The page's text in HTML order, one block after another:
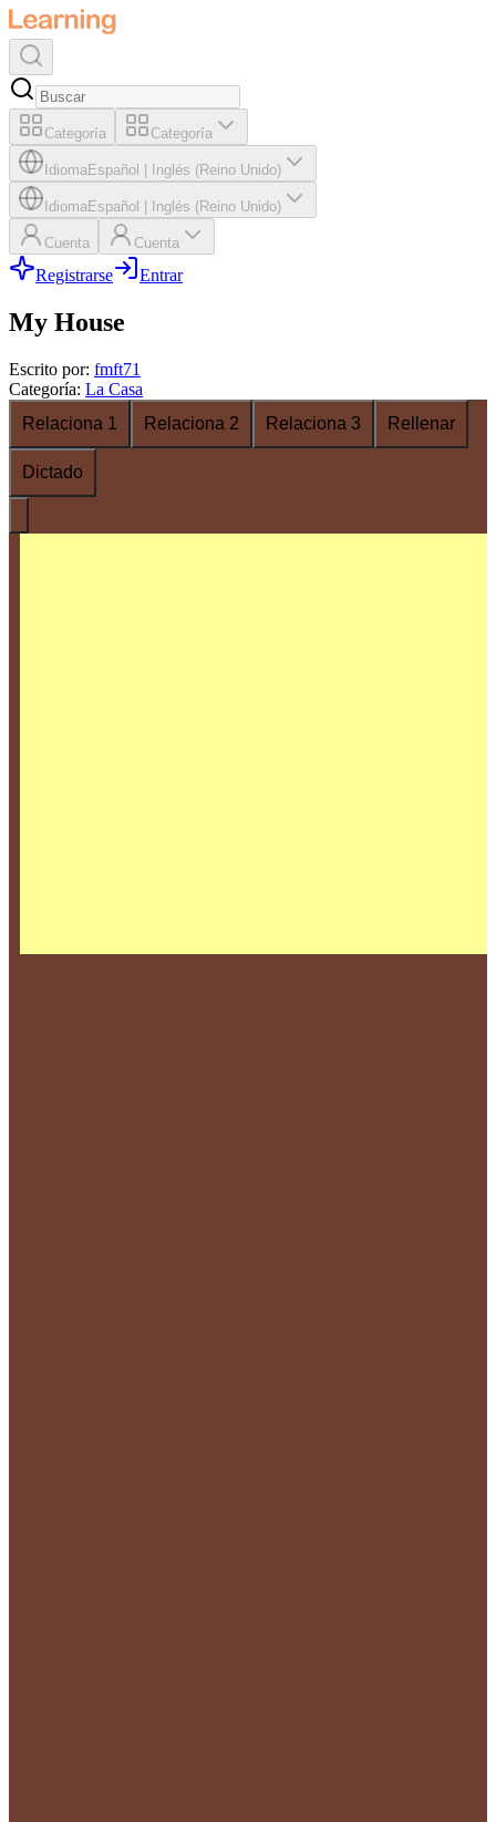
Categoría Categoría
IdiomaEspañol Inglés (Reino Unido)
IdiomaEspañol Inglés (Reino Unido)
Cuenta Cuenta
Registrarse Entrar
My House
Escrito por: fmft71
Categoría: La Casa
Relaciona 1
Relaciona 2 Relaciona 3 Rellenar
Dictado